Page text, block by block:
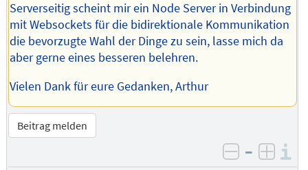
Serverseitig scheint mir ein Node Server in Verbindung
mit Websockets für die bidirektionale Kommunikation
die bevorzugte Wahl der Dinge zu sein, lasse mich da
aber gerne eines besseren belehren.
Vielen Dank für eure Gedanken, Arthur
Beitrag melden
negativ
–